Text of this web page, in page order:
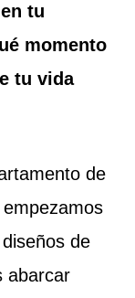
tu
momento
tu vida
de
de
abarcar